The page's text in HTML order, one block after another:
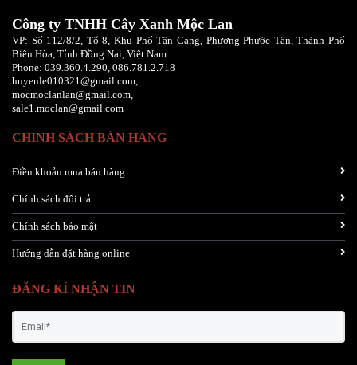
Công ty TNHH Cây Xanh Mộc Lan
VP: Số 112/8/2, Tổ 8, Khu Phố Tân Cang, Phường Phước Tân, Thành Phố
Biên Hòa, Tỉnh Đồng Nai, Việt Nam
Phone: 039.360.4.290, 086 .781.2.718
huyenle010321@gmail.com,
mocmoclanlan@gmail.com,
sale1.moclan@gmail.com
CHÍNH SÁCH BÁN HÀNG
Điều khoản mua bán hàng
Chính sách đổi trả
Chính sách bảo mật
Hướng dẫn đặt hàng online
ĐĂNG KÍ NHẬN TIN